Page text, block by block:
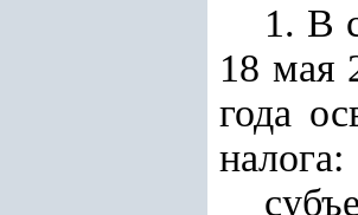
1. В
18 мая
года
налога: